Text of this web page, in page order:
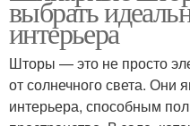
Аксессуары для штор
выбрать
интерьера
Шторы — это не просто
от солнечного света.
интерьера, способным